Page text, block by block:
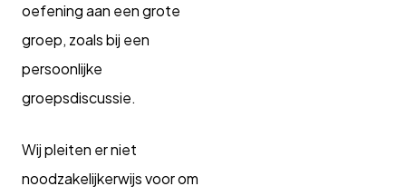
oefening aan een grote
groep, zoals bij een
persoonlijke
groepsdiscussie.
Wij pleiten er niet
noodzakelijkerwijs voor om